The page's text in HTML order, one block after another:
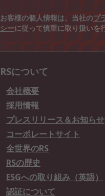
お客様の個人情報は、当社のプ
シーに従って慎重に取り扱いを
RSについて
会社概要
採用情報
プレスリリース＆お知らせ
コーポレートサイト
全世界のRS
RSの歴史
ESGへの取り組み（英語）
認証について